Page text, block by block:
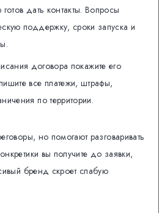
дать контакты. Вопросы
поддержку, сроки запуска и
договора покажите его
все платежи, штрафы,
по территории.
но помогают разговаривать
вы получите до заявки,
бренд скроет слабую